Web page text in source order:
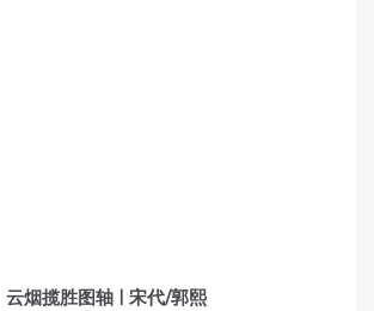
云烟揽胜图轴 | 宋代/郭熙